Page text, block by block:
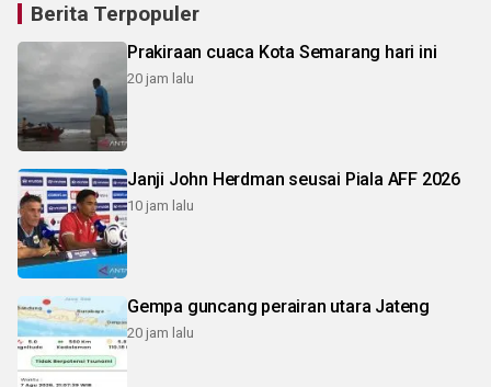
Berita Terpopuler
Prakiraan cuaca Kota Semarang hari ini
20 jam lalu
Janji John Herdman seusai Piala AFF 2026
10 jam lalu
Gempa guncang perairan utara Jateng
20 jam lalu